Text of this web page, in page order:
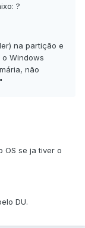
?
na partição e
o Windows
não
OS se ja tiver o
DU.